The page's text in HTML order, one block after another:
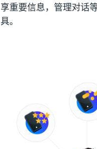
享重要信息，管理对话
具。